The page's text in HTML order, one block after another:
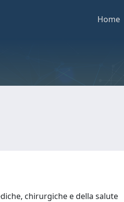
Home
chirurgiche e della salute